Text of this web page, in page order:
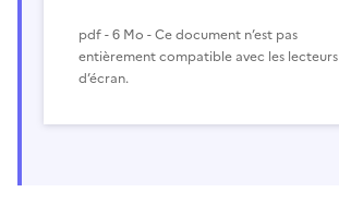
pdf - 6 Mo - Ce document n’est pas
entièrement compatible avec les lecteurs
d’écran.